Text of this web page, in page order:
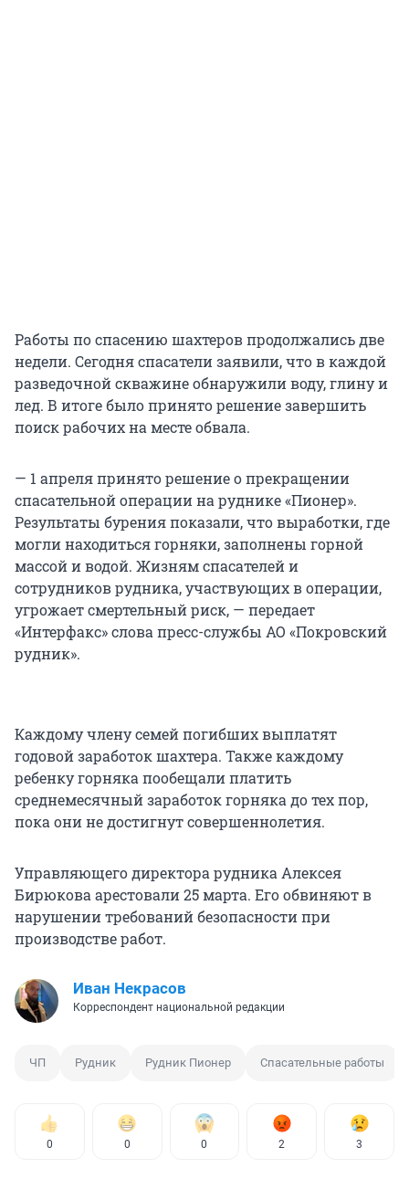
Работы по спасению шахтеров продолжались две
недели. Сегодня спасатели заявили, что в каждой
разведочной скважине обнаружили воду, глину и
лед. В итоге было принято решение завершить
поиск рабочих на месте обвала.
— 1 апреля принято решение о прекращении
спасательной операции на руднике «Пионер».
Результаты бурения показали, что выработки, где
могли находиться горняки, заполнены горной
массой и водой. Жизням спасателей и
сотрудников рудника, участвующих в операции,
угрожает смертельный риск, — передает
«Интерфакс» слова пресс-службы АО «Покровский
рудник».
Каждому члену семей погибших выплатят
годовой заработок шахтера. Также каждому
ребенку горняка пообещали платить
среднемесячный заработок горняка до тех пор,
пока они не достигнут совершеннолетия.
Управляющего директора рудника Алексея
Бирюкова арестовали 25 марта. Его обвиняют в
нарушении требований безопасности при
производстве работ.
Иван Некрасов
Корреспондент национальной редакции
ЧП Рудник Рудник Пионер Спасательные работы
0 0 0 2 3